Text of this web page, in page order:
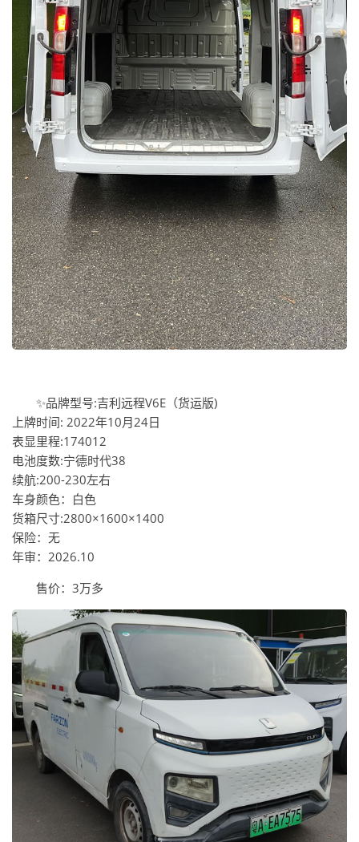
✨品牌型号:吉利远程V6E（货运版)
上牌时间: 2022年10月24日
表显里程:174012
电池度数:宁德时代38
续航:200-230左右
车身颜色：白色
货箱尺寸:2800×1600×1400
保险：无
年审：2026.10
售价：3万多